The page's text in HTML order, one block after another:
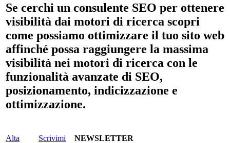
Se cerchi un consulente SEO per ottenere
visibilità dai motori di ricerca scopri
come possiamo ottimizzare il tuo sito web
affinché possa raggiungere la massima
visibilità nei motori di ricerca con le
funzionalità avanzate di SEO,
posizionamento, indicizzazione e
ottimizzazione.
Alta
Scrivimi NEWSLETTER